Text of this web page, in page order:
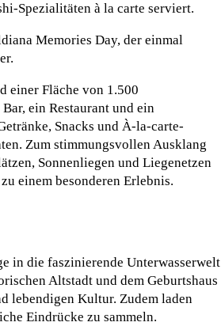
Spezialitäten à la carte serviert.
Memories Day, der einmal
einer Fläche von 1.500
ein Restaurant und ein
Snacks und À-la-carte-
Zum stimmungsvollen Ausklang
Sonnenliegen und Liegenetzen
einem besonderen Erlebnis.
in die faszinierende Unterwasserwelt
Altstadt und dem Geburtshaus
lebendigen Kultur. Zudem laden
Eindrücke zu sammeln.